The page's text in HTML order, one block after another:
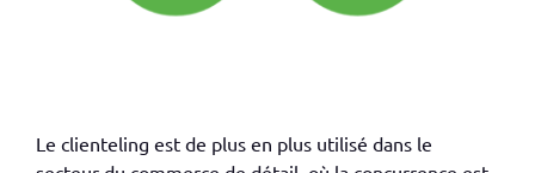
Le clienteling est de plus en plus utilisé dans le